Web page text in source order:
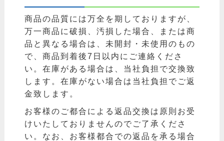
商品の品質には万全を期しておりますが、
万一商品に破損、汚損した場合、または商
品と異なる場合は、未開封・未使用のもの
で、商品到着後7日以内にご連絡くださ
い。在庫がある場合は、当社負担で交換致
します。在庫がない場合は当社負担でご返
金致します。
お客様のご都合による返品交換は原則お受
けいたしておりませんのでご了承くださ
い。なお、お客様都合での返品を承る場合